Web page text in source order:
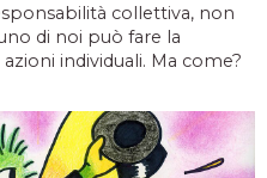
collettiva, non
di noi può fare la
individuali. Ma come?